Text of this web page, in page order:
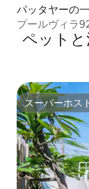
パッタヤーの
プールヴィラ
ペット
スーパーホスト
スーパーホス